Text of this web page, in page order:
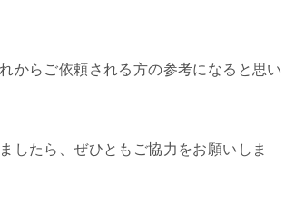
からご依頼される方の参考になると思い
したら、ぜひともご協力をお願いしま